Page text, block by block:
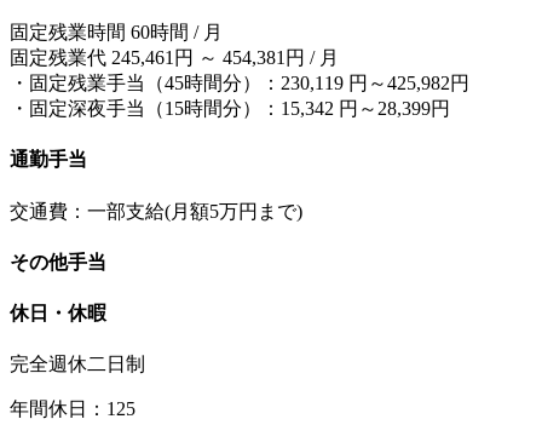
固定残業時間 60時間 / 月
固定残業代 245,461円 ～ 454,381円 / 月
・固定残業手当（45時間分）：230,119 円～425,982円
・固定深夜手当（15時間分）：15,342 円～28,399円
通勤手当
交通費：一部支給(月額5万円まで)
その他手当
休日・休暇
完全週休二日制
年間休日：125